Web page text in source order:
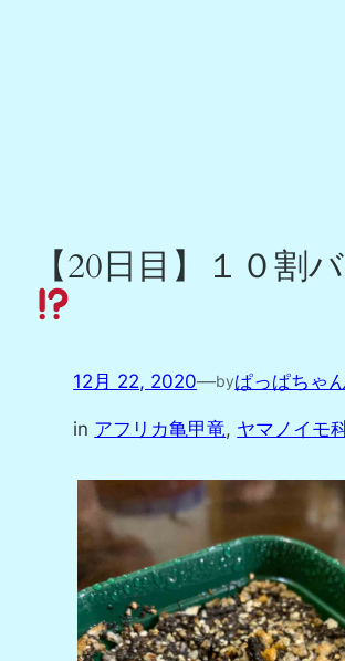
【20日目】１０割
12月 22, 2020—byぱっぱちゃん
in アフリカ亀甲竜, ヤマノイモ